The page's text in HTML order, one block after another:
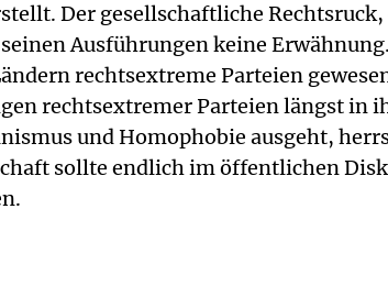
Der gesellschaftliche Rechtsruck,
Ausführungen keine
rechtsextreme Parteien
rechtsextremer Parteien längst in
und Homophobie ausgeht,
sollte endlich im öffentlichen